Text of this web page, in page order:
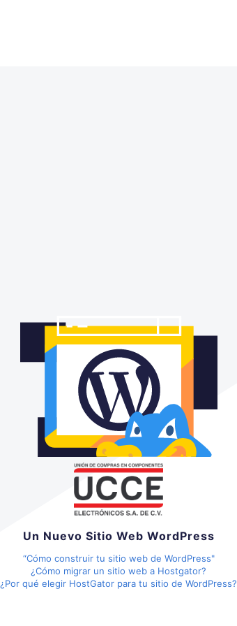
Un Nuevo Sitio Web WordPress
“Cómo construir tu sitio web de WordPress"
¿Cómo migrar un sitio web a Hostgator?
¿Por qué elegir HostGator para tu sitio de WordPress?